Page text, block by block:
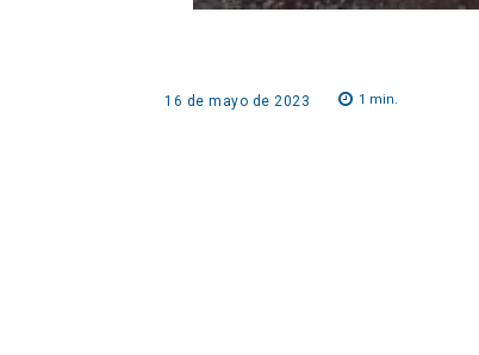
16 de mayo de 2023 1 min.